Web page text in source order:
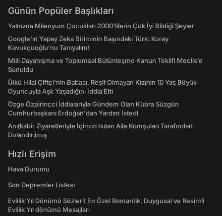
Günün Popüler Başlıkları
Yalnızca Milenyum Çocukları 2000'lilerin Çok İyi Bildiği Şeyler
Google'ın Yapay Zeka Biriminin Başındaki Türk: Koray
Kavukçuoğlu'nu Tanıyalım!
Milli Dayanışma ve Toplumsal Bütünleşme Kanun Teklifi Meclis’e
Sunuldu
Ülkü Hilal Çiftçi'nin Babası, Reşit Olmayan Kızının 10 Yaş Büyük
Oyuncuyla Aşk Yaşadığını İddia Etti
Özge Özpirinçci İddialarıyla Gündem Olan Kübra Süzgün
Cumhurbaşkanı Erdoğan'dan Yardım İstedi
Anıtkabir Ziyaretleriyle İçimizi Isıtan Aile Komşuları Tarafından
Dolandırılmış
Hızlı Erişim
Hava Durumu
Son Depremler Listesi
Evlilik Yıl Dönümü Sözleri! En Özel Romantik, Duygusal ve Resimli
Evlilik Yıl dönümü Mesajları